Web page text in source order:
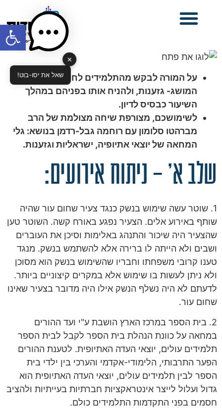
פתח
על המורה לבקש מהתלמידים לחפש את הגדרת
המושג- גזענות, ולהניח אותו בפניהם במהלך
השיעור כבסיס לדיון.
לשימושכם, מצורפת שיחה מצולמת של הרב
מברהטו סלומון עם רוחמה גבל-רדמן בנושא: גלי
המחאה של יוצאי אתיופיה, ישראליות וגזענות.
שלב א' – ניתוח אירועים:
1. שוטר עשה שימוש בנשק כנגד צעיר שחום עור שהיה
שותף באירוע אלים. הצעיר נפגע באורח קשה. השוטר טען
שהצעיר היה שיכור והתנהג באלימות וסיכן את העוברים
ושבים ולא הייתה לו ברירה אלא להשתמש בנשק. מנגד
טענו קרובי משפחתו וחבריו שהשימוש בנשק הוא מסוכן
ולא ניתן לעשות בו שימוש אלא במקרים קיצוניים ביותר.
לדעתם לא היה נשלף הנשק אילו היה מדובר בצעיר שאינו
שחום עור.
2. בית הספר במרכז הארץ הושבת ע"י ועד ההורים
במחאה על כוונת הנהלת בית הספר לקבל לבית הספר
תלמידים עולים, יוצאי העדה האתיופית. לטענת ההורים
הפער התרבותי, הלימודי-אקדמי והערכי בין ילדי בית
הספר לבין תלמידים עולים, יוצאי העדה האתיופית הוא
גדול ועלול לייצר אינטראקציות חברתיות בעייתיות ולהציב
חסמים בפני התקדמות התלמידים כולם.
✕
שאל את יסו-בוט!